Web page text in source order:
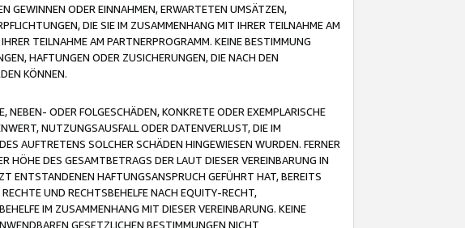
GEWINNEN ODER EINNAHMEN, ERWARTETEN UMSÄTZEN,
DIE SIE IM ZUSAMMENHANG MIT IHRER TEILNAHME AM
TEILNAHME AM PARTNERPROGRAMM. KEINE BESTIMMUNG
HAFTUNGEN ODER ZUSICHERUNGEN, DIE NACH DEN
KÖNNEN.
ODER FOLGESCHÄDEN, KONKRETE ODER EXEMPLARISCHE
NUTZUNGSAUSFALL ODER DATENVERLUST, DIE IM
AUFTRETENS SOLCHER SCHÄDEN HINGEWIESEN WURDEN. FERNER
DES GESAMTBETRAGS DER LAUT DIESER VEREINBARUNG IN
ENTSTANDENEN HAFTUNGSANSPRUCH GEFÜHRT HAT, BEREITS
UND RECHTSBEHELFE NACH EQUITY-RECHT,
IM ZUSAMMENHANG MIT DIESER VEREINBARUNG. KEINE
GESETZLICHEN BESTIMMUNGEN NICHT